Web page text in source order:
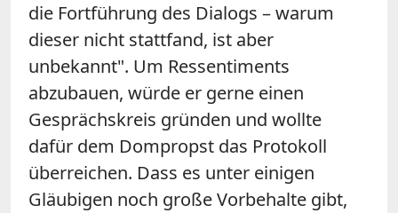
die Fortführung des Dialogs – warum
dieser nicht stattfand, ist aber
unbekannt". Um Ressentiments
abzubauen, würde er gerne einen
Gesprächskreis gründen und wollte
dafür dem Dompropst das Protokoll
überreichen. Dass es unter einigen
Gläubigen noch große Vorbehalte gibt,